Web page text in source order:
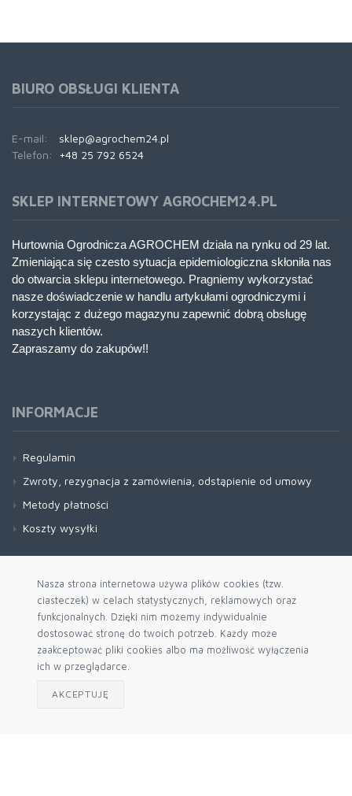
Nasza strona internetowa używa plików cookies (tzw.
ciasteczek) w celach statystycznych, reklamowych oraz
funkcjonalnych. Dzięki nim możemy indywidualnie
dostosować stronę do twoich potrzeb. Każdy może
zaakceptować pliki cookies albo ma możliwość wyłączenia
ich w przeglądarce.
AKCEPTUJĘ
BIURO OBSŁUGI KLIENTA
E-mail:
sklep@agrochem24.pl
Telefon:
+48 25 792 6524
SKLEP INTERNETOWY AGROCHEM24.PL
Hurtownia Ogrodnicza AGROCHEM działa na rynku od 29 lat.
Zmieniająca się czesto sytuacja epidemiologiczna skłoniła nas
do otwarcia sklepu internetowego. Pragniemy wykorzystać
nasze doświadczenie w handlu artykułami ogrodniczymi i
korzystając z dużego magazynu zapewnić dobrą obsługę
naszych klientów.
Zapraszamy do zakupów!!
INFORMACJE
Regulamin
Zwroty, rezygnacja z zamówienia, odstąpienie od umowy
Metody płatności
Koszty wysyłki